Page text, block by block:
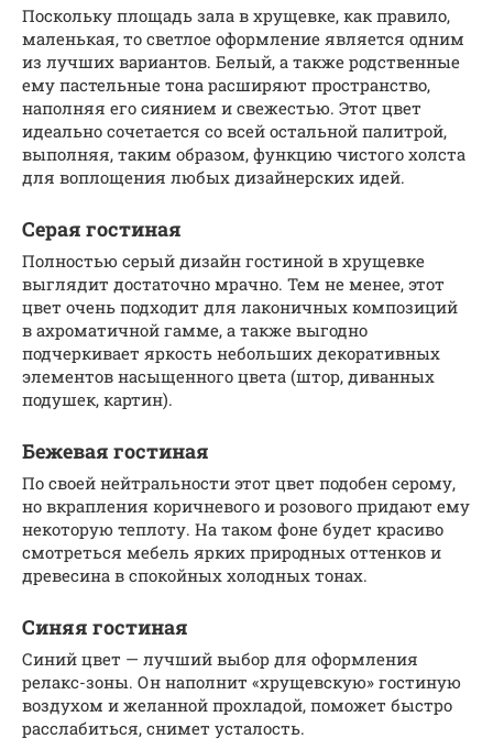
Поскольку площадь зала в хрущевке, как правило,
маленькая, то светлое оформление является одним
из лучших вариантов. Белый, а также родственные
ему пастельные тона расширяют пространство,
наполняя его сиянием и свежестью. Этот цвет
идеально сочетается со всей остальной палитрой,
выполняя, таким образом, функцию чистого холста
для воплощения любых дизайнерских идей.
Серая гостиная
Полностью серый дизайн гостиной в хрущевке
выглядит достаточно мрачно. Тем не менее, этот
цвет очень подходит для лаконичных композиций
в ахроматичной гамме, а также выгодно
подчеркивает яркость небольших декоративных
элементов насыщенного цвета (штор, диванных
подушек, картин).
Бежевая гостиная
По своей нейтральности этот цвет подобен серому,
но вкрапления коричневого и розового придают ему
некоторую теплоту. На таком фоне будет красиво
смотреться мебель ярких природных оттенков и
древесина в спокойных холодных тонах.
Синяя гостиная
Синий цвет — лучший выбор для оформления
релакс-зоны. Он наполнит «хрущевскую» гостиную
воздухом и желанной прохладой, поможет быстро
расслабиться, снимет усталость.